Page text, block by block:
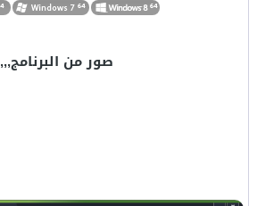
صور من البرنامج,,,